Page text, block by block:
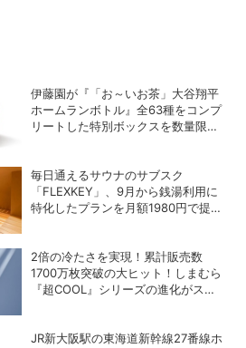
伊藤園が『「お～いお茶」大谷翔平
ホームランボトル』全63種をコンプ
リートした特別ボックスを数量限定
毎日通えるサウナのサブスク
「FLEXKEY」、9月から銭湯利用に
特化したプランを月額1980円で提供
2倍の冷たさを実現！累計販売数
1700万枚突破の大ヒット！しまむら
『超COOL』シリーズの進化がスゴ
JR新大阪駅の東海道新幹線27番線ホ